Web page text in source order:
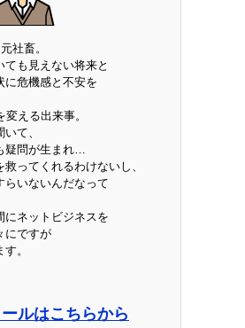
社畜。
ても見えない将来と
に危機感と不安を
える出来事。
て、
疑問が生まれ…
ってくれるわけないし、
らいないんだなって
にネットビジネスを
にですが
。
ルはこちらから